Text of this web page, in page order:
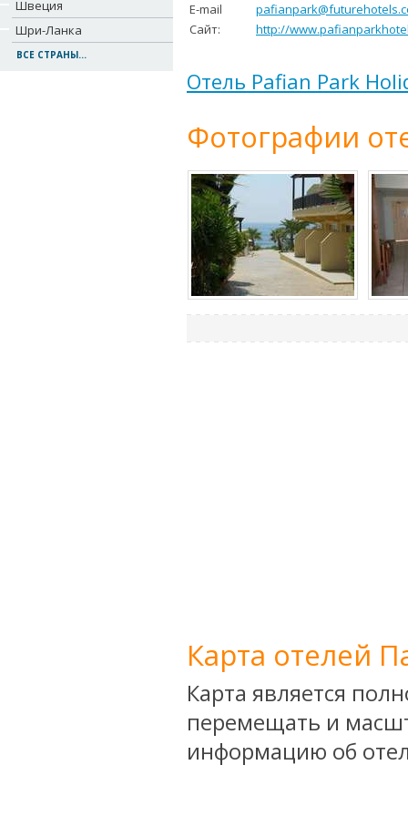
Швеция
Шри-Ланка
ВСЕ СТРАНЫ...
E-mail
Сайт:
http://
Отель Pafian Park
Фотографии
Карта отелей
Карта является
перемещать и
информацию об